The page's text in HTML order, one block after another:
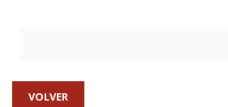
VOLVER